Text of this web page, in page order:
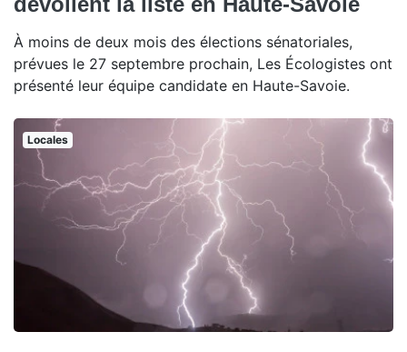
À moins de deux mois des élections sénatoriales,
prévues le 27 septembre prochain, Les Écologistes ont
présenté leur équipe candidate en Haute-Savoie.
Locales